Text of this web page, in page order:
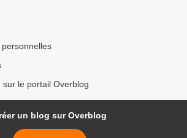
le portail Overblog
un blog sur Overblog